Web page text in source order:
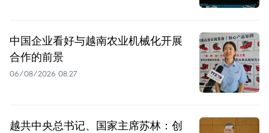
中国企业看好与越南农业机械化开展
合作的前景
06/08/2026 08:27
越共中央总书记、国家主席苏林：创